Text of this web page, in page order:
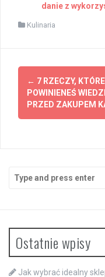
danie z
Kulinaria
Post
navigation
← 7 RZECZY, KTÓRE
POWINIENEŚ
PRZED ZAKUPEM
for:
Ostatnie wpisy
Jak wybrać idealny